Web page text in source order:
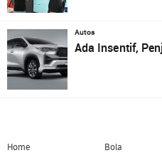
Autos
Ada Insentif,
Home
Bola